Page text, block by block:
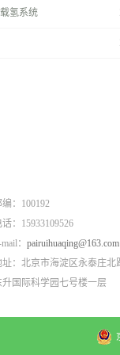
氢系统
编：100192
话：15933109526
： pairuihuaqing@163.com
址：北京市海淀区永泰庄北
升国际科学园七号楼一层